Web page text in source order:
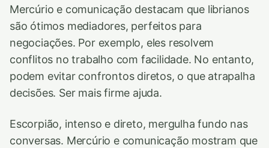
Mercúrio e comunicação destacam que librianos
são ótimos mediadores, perfeitos para
negociações. Por exemplo, eles resolvem
conflitos no trabalho com facilidade. No entanto,
podem evitar confrontos diretos, o que atrapalha
decisões. Ser mais firme ajuda.
Escorpião, intenso e direto, mergulha fundo nas
conversas. Mercúrio e comunicação mostram que